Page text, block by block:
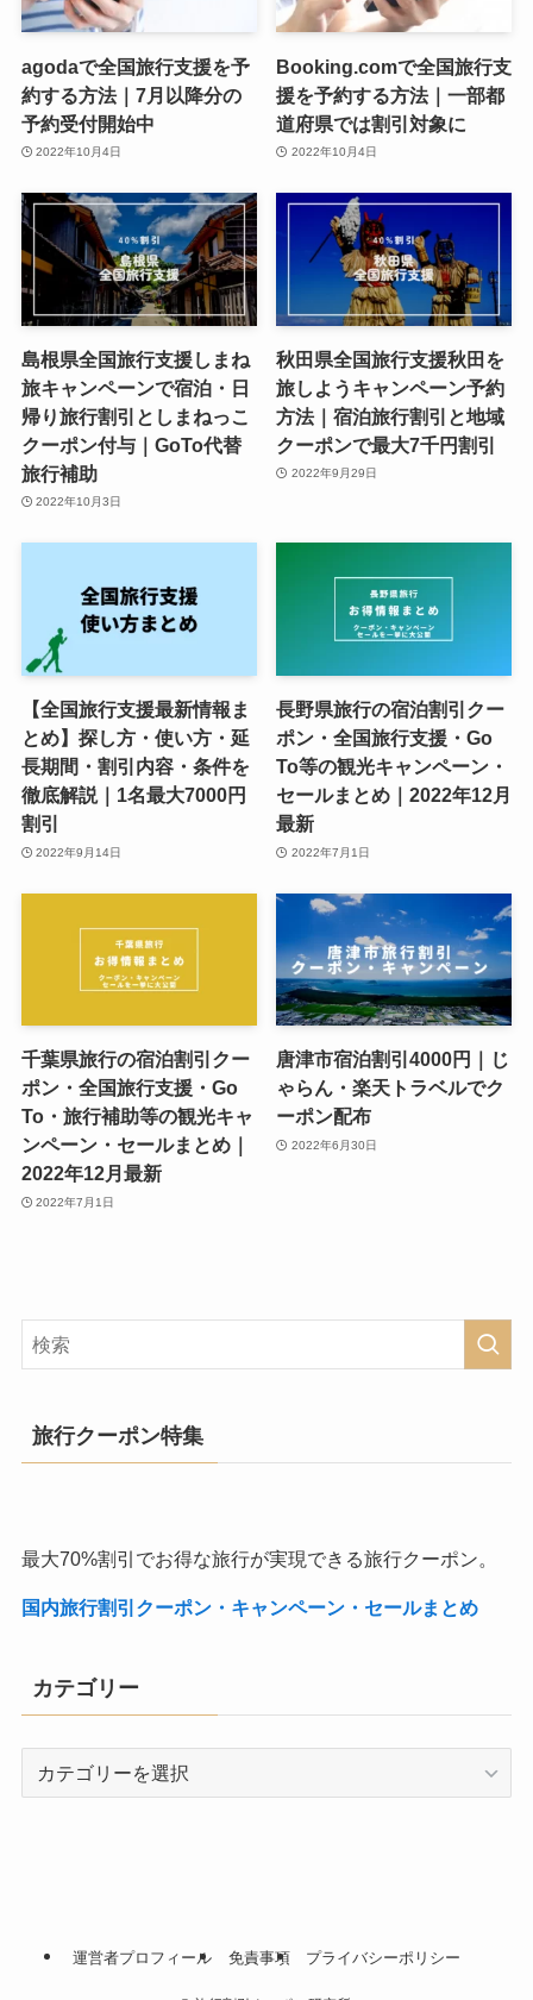
agodaで全国旅行支援を予
約する方法｜7月以降分の
予約受付開始中
2022年10月4日
Booking.comで全国旅行支
援を予約する方法｜一部都
道府県では割引対象に
2022年10月4日
島根県全国旅行支援しまね
旅キャンペーンで宿泊・日
帰り旅行割引としまねっこ
クーポン付与｜GoTo代替
旅行補助
2022年10月3日
秋田県全国旅行支援秋田を
旅しようキャンペーン予約
方法｜宿泊旅行割引と地域
クーポンで最大7千円割引
2022年9月29日
【全国旅行支援最新情報ま
とめ】探し方・使い方・延
長期間・割引内容・条件を
徹底解説｜1名最大7000円
割引
2022年9月14日
長野県旅行の宿泊割引クー
ポン・全国旅行支援・Go
To等の観光キャンペーン・
セールまとめ｜2022年12月
最新
2022年7月1日
千葉県旅行の宿泊割引クー
ポン・全国旅行支援・Go
To・旅行補助等の観光キャ
ンペーン・セールまとめ｜
2022年12月最新
2022年7月1日
唐津市宿泊割引4000円｜じ
ゃらん・楽天トラベルでク
ーポン配布
2022年6月30日
旅行クーポン特集
最大70%割引でお得な旅行が実現できる旅行クーポン。
国内旅行割引クーポン・キャンペーン・セールまとめ
カテゴリー
運営者プロフィール 免責事項 プライバシーポリシー